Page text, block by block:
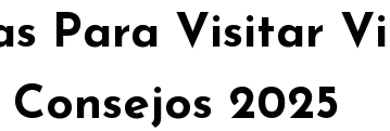
Para Visitar
2025